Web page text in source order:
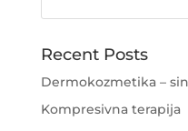
Recent Posts
Dermokozmetika –
Kompresivna terapija